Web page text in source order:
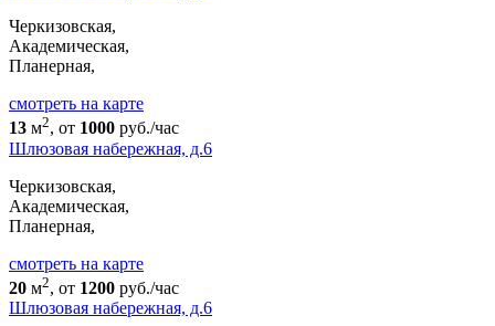
Черкизовская,
Академическая,
Планерная,
cмотреть на карте
13 м2, от 1000 руб./час
Шлюзовая набережная, д.6
Черкизовская,
Академическая,
Планерная,
cмотреть на карте
20 м2, от 1200 руб./час
Шлюзовая набережная, д.6